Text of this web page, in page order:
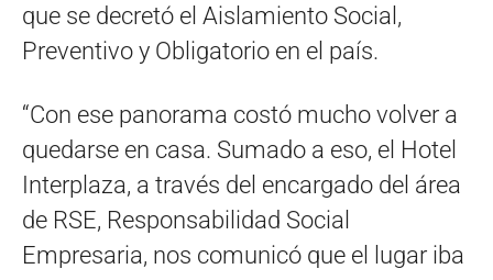
que se decretó el Aislamiento Social,
Preventivo y Obligatorio en el país.
“Con ese panorama costó mucho volver a
quedarse en casa. Sumado a eso, el Hotel
Interplaza, a través del encargado del área
de RSE, Responsabilidad Social
Empresaria, nos comunicó que el lugar iba